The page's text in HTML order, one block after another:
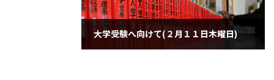
大学受験へ向けて(２月１１日木曜日)